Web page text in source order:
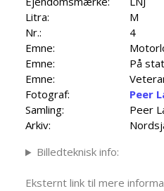
Litra:
M
Nr.:
4
Emne:
Emne:
På
Emne:
Fotograf:
Peer
Samling:
Peer
Arkiv:
Billedteknisk info:
Eksternt link til mere